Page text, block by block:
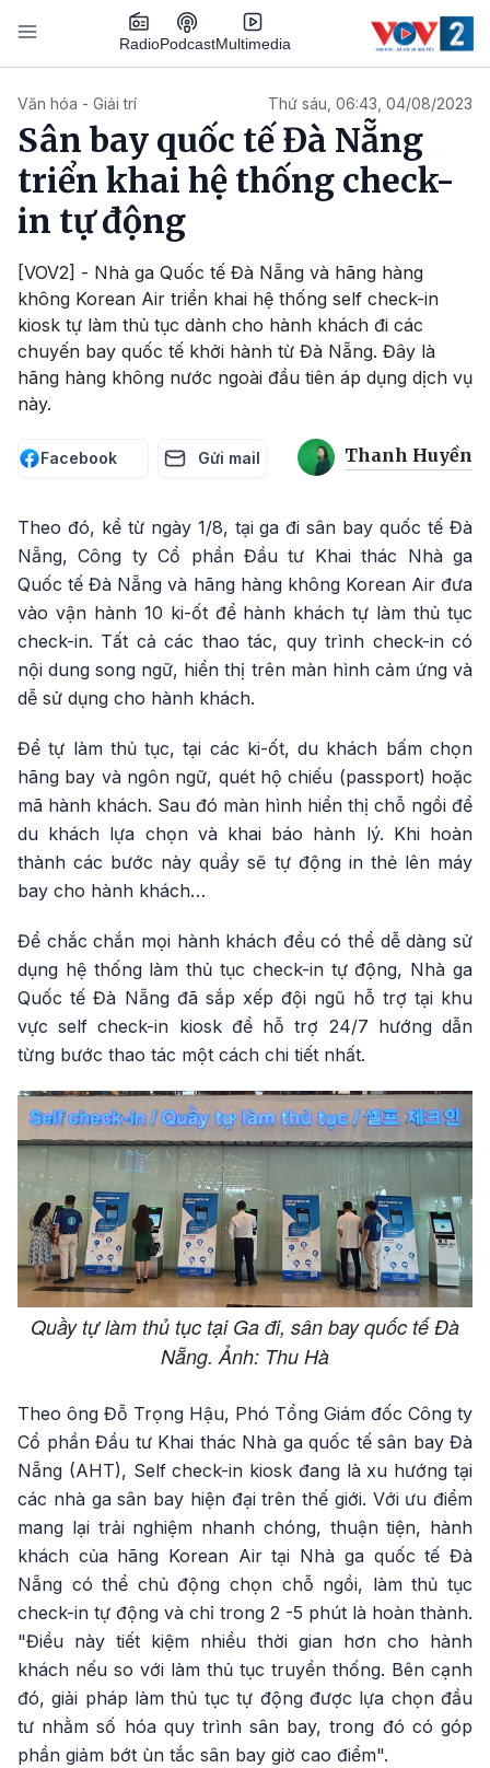
Nhảy đến nội dung
RadioPodcastMultimedia
Văn hóa - Giải trí Thứ sáu, 06:43, 04/08/2023
Sân bay quốc tế Đà Nẵng
triển khai hệ thống check-
in tự động
[VOV2] - Nhà ga Quốc tế Đà Nẵng và hãng hàng
không Korean Air triển khai hệ thống self check-in
kiosk tự làm thủ tục dành cho hành khách đi các
chuyến bay quốc tế khởi hành từ Đà Nẵng. Đây là
hãng hàng không nước ngoài đầu tiên áp dụng dịch vụ
này.
Facebook Gửi mail Thanh Huyền
Theo đó, kể từ ngày 1/8, tại ga đi sân bay quốc tế Đà
Nẵng, Công ty Cổ phần Đầu tư Khai thác Nhà ga
Quốc tế Đà Nẵng và hãng hàng không Korean Air đưa
vào vận hành 10 ki-ốt để hành khách tự làm thủ tục
check-in. Tất cả các thao tác, quy trình check-in có
nội dung song ngữ, hiển thị trên màn hình cảm ứng và
dễ sử dụng cho hành khách.
Để tự làm thủ tục, tại các ki-ốt, du khách bấm chọn
hãng bay và ngôn ngữ, quét hộ chiếu (passport) hoặc
mã hành khách. Sau đó màn hình hiển thị chỗ ngồi để
du khách lựa chọn và khai báo hành lý. Khi hoàn
thành các bước này quầy sẽ tự động in thẻ lên máy
bay cho hành khách…
Để chắc chắn mọi hành khách đều có thể dễ dàng sử
dụng hệ thống làm thủ tục check-in tự động, Nhà ga
Quốc tế Đà Nẵng đã sắp xếp đội ngũ hỗ trợ tại khu
vực self check-in kiosk để hỗ trợ 24/7 hướng dẫn
từng bước thao tác một cách chi tiết nhất.
Quầy tự làm thủ tục tại Ga đi, sân bay quốc tế Đà
Nẵng. Ảnh: Thu Hà
Theo ông Đỗ Trọng Hậu, Phó Tổng Giám đốc Công ty
Cổ phần Đầu tư Khai thác Nhà ga quốc tế sân bay Đà
Nẵng (AHT), Self check-in kiosk đang là xu hướng tại
các nhà ga sân bay hiện đại trên thế giới. Với ưu điểm
mang lại trải nghiệm nhanh chóng, thuận tiện, hành
khách của hãng Korean Air tại Nhà ga quốc tế Đà
Nẵng có thể chủ động chọn chỗ ngồi, làm thủ tục
check-in tự động và chỉ trong 2 -5 phút là hoàn thành.
"Điều này tiết kiệm nhiều thời gian hơn cho hành
khách nếu so với làm thủ tục truyền thống. Bên cạnh
đó, giải pháp làm thủ tục tự động được lựa chọn đầu
tư nhằm số hóa quy trình sân bay, trong đó có góp
phần giảm bớt ùn tắc sân bay giờ cao điểm".